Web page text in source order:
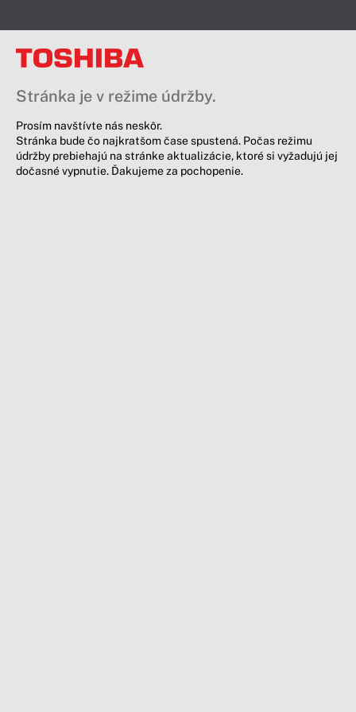
Stránka je v režime údržby.
Prosím navštívte nás neskôr.
Stránka bude čo najkratšom čase spustená. Počas režimu
údržby prebiehajú na stránke aktualizácie, ktoré si vyžadujú jej
dočasné vypnutie. Ďakujeme za pochopenie.